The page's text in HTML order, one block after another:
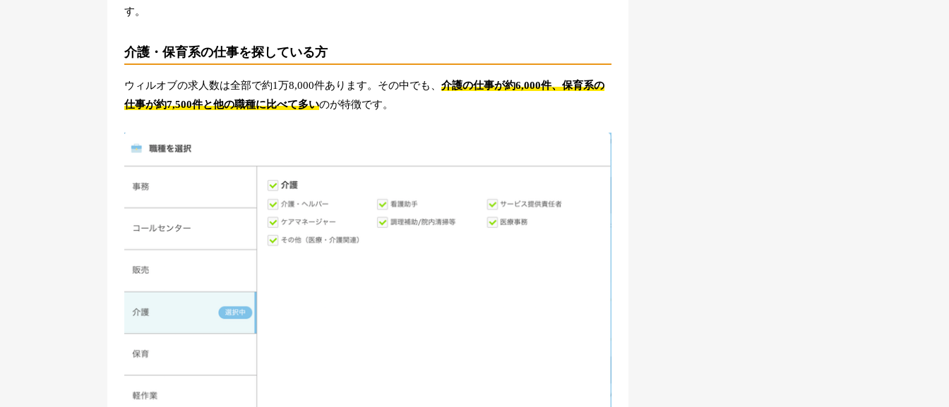
す。
介護・保育系の仕事を探している方
ウィルオブの求人数は全部で約1万8,000件あります。その中でも、 介護の仕事が約6,000件、保育系の
仕事が約7,500件と他の職種に比べて多いのが特徴です。